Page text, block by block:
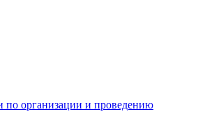
по организации и проведению